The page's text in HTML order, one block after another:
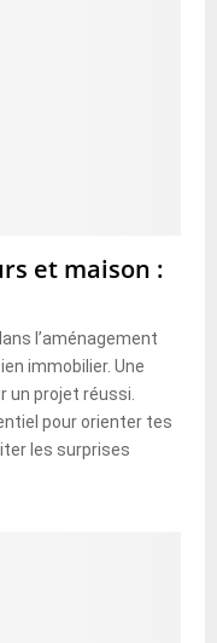
et maison :
l’aménagement
immobilier. Une
un projet réussi.
pour orienter tes
les surprises